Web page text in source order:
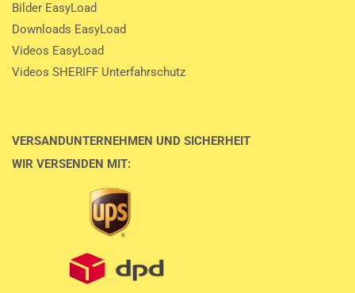
Bilder EasyLoad
Downloads EasyLoad
Videos EasyLoad
Videos SHERIFF Unterfahrschutz
VERSANDUNTERNEHMEN UND SICHERHEIT
WIR VERSENDEN MIT: